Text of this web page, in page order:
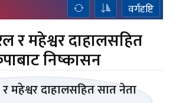
वर्गदृष्टि
र महेश्वर दाहालसहित
निष्कासन